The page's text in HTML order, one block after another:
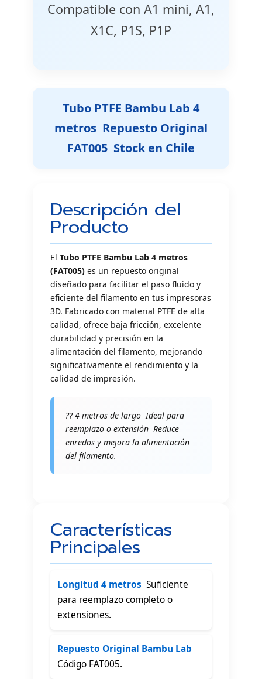
Compatible con A1 mini, A1,
X1C, P1S, P1P
Tubo PTFE Bambu Lab 4
metros  Repuesto Original
FAT005  Stock en Chile
Descripción del
Producto
El Tubo PTFE Bambu Lab 4 metros
(FAT005) es un repuesto original
diseñado para facilitar el paso fluido y
eficiente del filamento en tus impresoras
3D. Fabricado con material PTFE de alta
calidad, ofrece baja fricción, excelente
durabilidad y precisión en la
alimentación del filamento, mejorando
significativamente el rendimiento y la
calidad de impresión.
?? 4 metros de largo  Ideal para
reemplazo o extensión  Reduce
enredos y mejora la alimentación
del filamento.
Características
Principales
Longitud 4 metros  Suficiente
para reemplazo completo o
extensiones.
Repuesto Original Bambu Lab
Código FAT005.